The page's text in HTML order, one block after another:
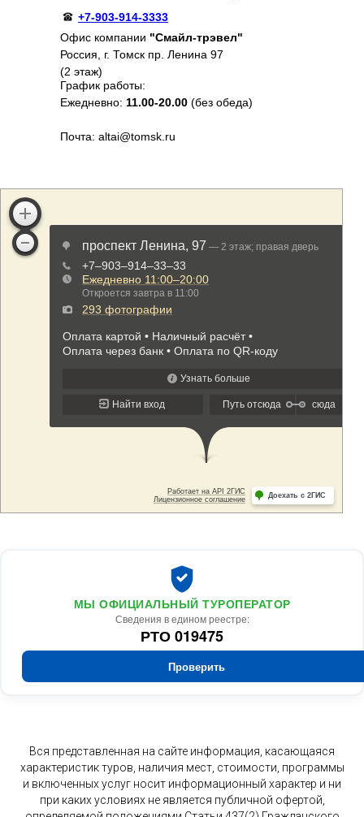
+7-903-914-3333
Почта: altai@tomsk.ru
Офис компании "Смайл-трэвел"
Россия, г. Томск пр. Ленина 97
(2 этаж)
График работы:
Ежедневно: 11.00-20.00 (без обеда)
МЫ ОФИЦИАЛЬНЫЙ ТУРОПЕРАТОР
Сведения в едином реестре:
РТО 019475
Проверить
Вся представленная на сайте информация, касающаяся
характеристик туров, наличия мест, стоимости, программы
и включенных услуг носит информационный характер и ни
при каких условиях не является публичной офертой,